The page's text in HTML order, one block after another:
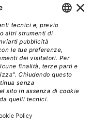
molecolari e
dal modello
la probabilità per
buona risposta alla
della
di resistenza